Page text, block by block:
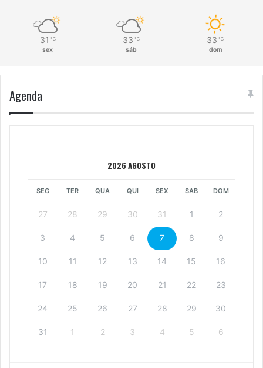
31 ℃
sex
33 ℃
sáb
33 ℃
dom
Agenda
2026 AGOSTO
SEG TER QUA QUI SEX SAB DOM
27 28 29 30 31 1 2
3 4 5 6 7 8 9
10 11 12 13 14 15 16
17 18 19 20 21 22 23
24 25 26 27 28 29 30
31 1 2 3 4 5 6